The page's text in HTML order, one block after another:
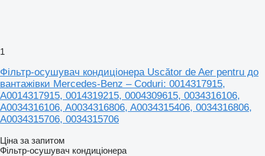
1
Фільтр-осушувач кондиціонера Uscător de Aer pentru до
вантажівки Mercedes-Benz – Coduri: 0014317915,
A0014317915, 0014319215, 0004309615, 0034316106,
A0034316106, A0034316806, A0034315406, 0034316806,
A0034315706, 0034315706
Ціна за запитом
Фільтр-осушувач кондиціонера